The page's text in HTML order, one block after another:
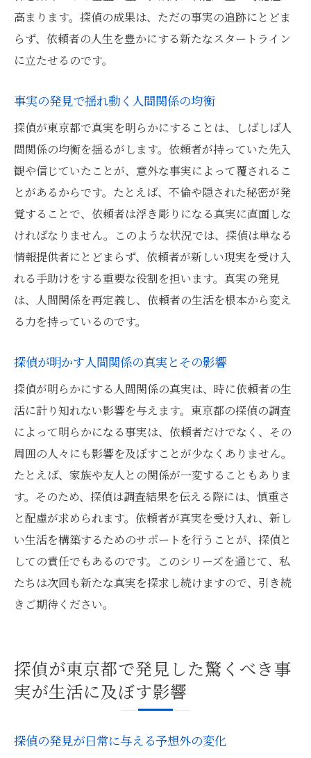
高まります。探偵の成果は、ただの事実の追跡にとどま
らず、依頼者の人生を豊かにする新たなスタートライン
に立たせるのです。
事実の発見で揺れ動く人間関係の均衡
探偵が東京都で真実を明らかにすることは、しばしば人
間関係の均衡を揺るがします。依頼者が持っていた先入
観や信じていたことが、意外な事実によって覆されるこ
とがあるからです。たとえば、不倫や隠された秘密が発
覚することで、依頼者は浮き彫りになる真実に直面しな
ければなりません。このような状況では、探偵は単なる
情報提供者にとどまらず、依頼者が新しい現実を受け入
れる手助けをする重要な役割を担います。真実の発見
は、人間関係を再定義し、依頼者の生活を根本から変え
る力を持っているのです。
探偵が明かす人間関係の真実とその影響
探偵が明らかにする人間関係の真実は、時に依頼者の生
活に計り知れない影響を与えます。東京都の探偵の調査
によって明らかになる事実は、依頼者だけでなく、その
周囲の人々にも影響を及ぼすことが少なくありません。
たとえば、家族や友人との関係が一変することもありま
す。そのため、探偵は調査結果を伝える際には、慎重さ
と配慮が求められます。依頼者が真実を受け入れ、新し
い生活を構築するためのサポートを行うことが、探偵と
しての責任でもあるのです。このシリーズを通じて、私
たちは次回も新たな真実を探求し続けますので、引き続
きご期待ください。
探偵が東京都で発見した驚くべき事
実が生活に及ぼす影響
探偵の発見が日常に与える予想外の変化